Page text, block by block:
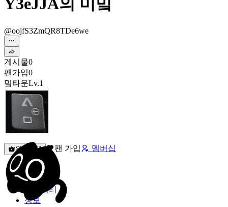
Y3eJJA의 미밐
@oojfS3ZmQR8TDe6we
게시물0
팬가입0
밐타운Lv.1
원픽선택 팬 가입 멤버십
밐타운
피드
커뮤니티
정보